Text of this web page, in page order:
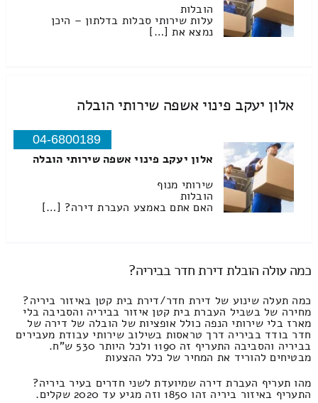
הובלות
עלות שירותי סבלות בדלתון – היכן
נמצא את […]
אלון יעקב פינוי אשפה שירותי הובלה
04-6800189
אלון יעקב פינוי אשפה שירותי הובלה
שירותי מנוף
הובלות
האם אתם באמצע העברת דירה? […]
כמה עולה הובלת דירת חדר בביריה?
כמה תעלה שינוע של דירת חדר/דירת בית קטן באיזור ביריה?
מחירה של בשביל העברת בית קטן איזור בביריה והסביבה בלי
מארז בלי שירותי הנפה כולל אופציות של הובלה של דירה של
חדר בודד בביריה דרך טראסות בשילוב שירותי עבודת מעבירים
בביריה והסביבה התעריף זה 1190 ולכל היותר 530 ש"ח.
מבטיחים להוריד את המחיר של כלל ההצעות
מהו תעריף העברת דירה שמיועדת לשני חדרים בעיר ביריה?
התעריף באיזור ביריה זהו 1850 וזה מגיע עד 2020 שקלים.